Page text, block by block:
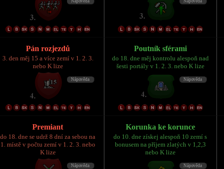
Pán rozjezdů
3. den měj 15 a více zemí v 1. 2. 3.
nebo K lize
Poutník sférami
do 18. dne měj kontrolu alespoň nad
šesti portály v 1. 2. 3. nebo K lize
Premiant
do 18. dne se udrž 8 dní za sebou na
1. místě v počtu zemí v 1. 2. 3. nebo
K lize
Korunka ke korunce
do 10. dne získej alespoň 10 zemí s
bonusem na příjem zlatých v 1,2,3
nebo K lize